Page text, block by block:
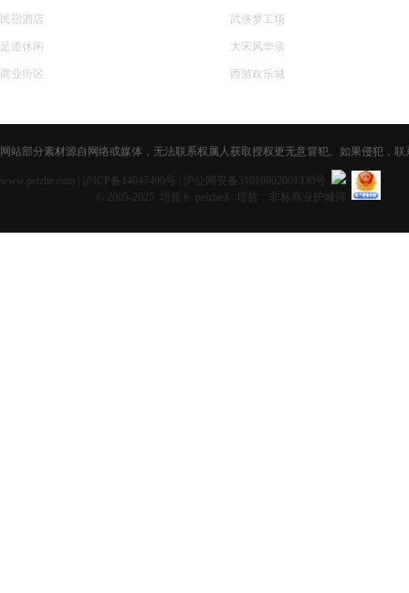
民宿酒店
足道休闲
商业街区
武侠梦工场
大宋风华录
西游欢乐城
网站部分素材源自网络或媒体，无法联系权属人获取授权更无意冒犯。如果侵犯，联
www.peizhe.com 沪ICP备14047490号
沪公网安备31010802001330号
© 2005-2025 培哲® peizhe® 培哲，非标商业护城河